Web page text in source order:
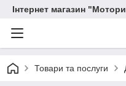
Інтернет магазин
Товари та послуги